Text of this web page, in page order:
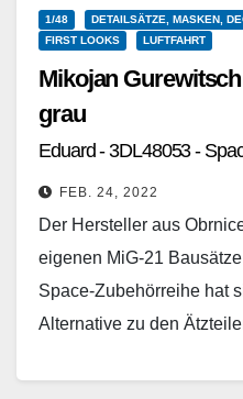
1/48
DETAILSÄTZE, MASKEN,
FIRST LOOKS
LUFTFAHRT
Mikojan
grau
Eduard - 3DL48053 -
FEB. 24, 2022
Der Hersteller aus
eigenen MiG-21
Space-Zubehörreihe hat
Alternative zu den